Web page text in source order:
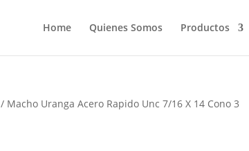
Home Quienes Somos Productos
/ Macho Uranga Acero Rapido Unc 7/16 X 14 Cono 3